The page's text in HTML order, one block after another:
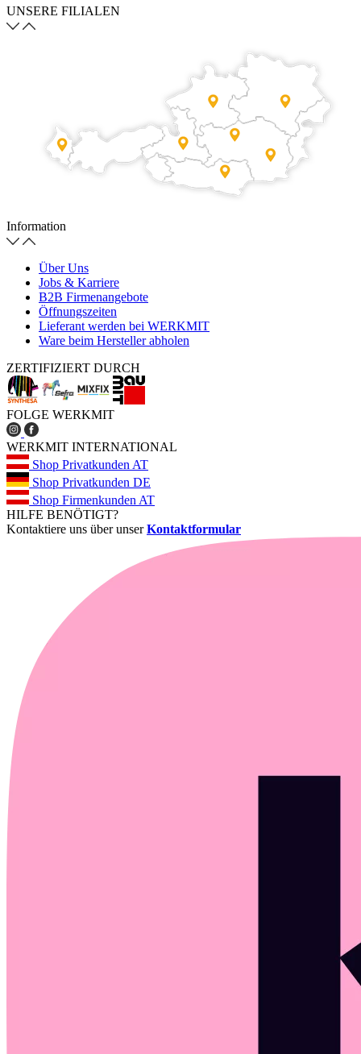
UNSERE FILIALEN
Information
Über Uns
Jobs & Karriere
B2B Firmenangebote
Öffnungszeiten
Lieferant werden bei WERKMIT
Ware beim Hersteller abholen
ZERTIFIZIERT DURCH
FOLGE WERKMIT
WERKMIT INTERNATIONAL
Shop Privatkunden AT
Shop Privatkunden DE
Shop Firmenkunden AT
HILFE BENÖTIGT?
Kontaktiere uns über unserKontaktformular